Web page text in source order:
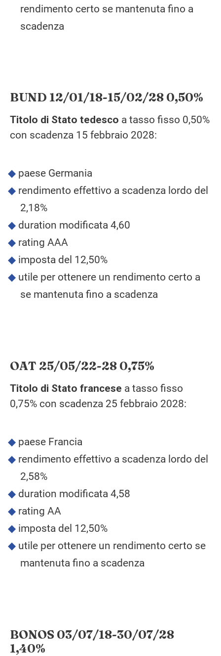
rendimento certo se mantenuta fino a
scadenza
BUND 12/01/18-15/02/28 0,50%
Titolo di Stato tedesco a tasso fisso 0,50%
con scadenza 15 febbraio 2028:
paese Germania
rendimento effettivo a scadenza lordo del
2,18%
duration modificata 4,60
rating AAA
imposta del 12,50%
utile per ottenere un rendimento certo a
se mantenuta fino a scadenza
OAT 25/05/22-28 0,75%
Titolo di Stato francese a tasso fisso
0,75% con scadenza 25 febbraio 2028:
paese Francia
rendimento effettivo a scadenza lordo del
2,58%
duration modificata 4,58
rating AA
imposta del 12,50%
utile per ottenere un rendimento certo se
mantenuta fino a scadenza
BONOS 03/07/18-30/07/28
1,40%